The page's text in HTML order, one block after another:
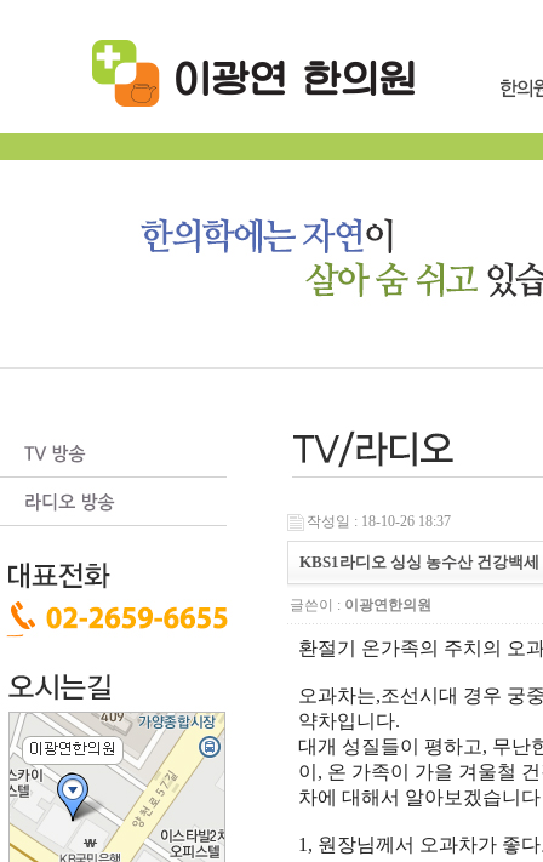
작성일 : 18-10-26 18:37
KBS1라디오 싱싱 농수산 건강백세
글쓴이 : 이광연한의원
환절기 온가족의 주치의 오
오과차는,조선시대 경우 궁
약차입니다.
대개 성질들이 평하고, 무난
이 , 온 가족이 가을 겨울철
차에 대해서 알아보겠습니다
1, 원장님께서 오과차가 좋